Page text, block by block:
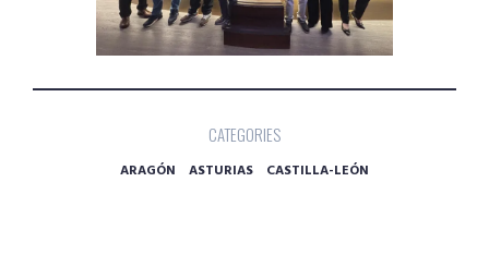
CATEGORIES
ARAGÓN ASTURIAS CASTILLA-LEÓN